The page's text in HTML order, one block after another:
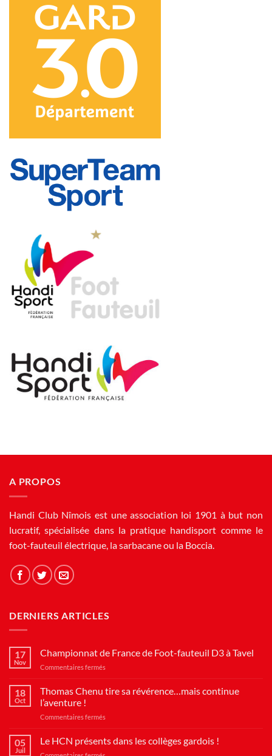
A PROPOS
Handi Club Nîmois est une association loi 1901 à but non
lucratif, spécialisée dans la pratique handisport comme le
foot-fauteuil électrique, la sarbacane ou la Boccia.
DERNIERS ARTICLES
17
Nov
Championnat de France de Foot-fauteuil D3 à Tavel
Commentaires fermés
de
Foot-
D3
18
Oct
Thomas Chenu tire sa révérence…mais continue
l’aventure !
Commentaires fermés
Chenu
05
Juil
Le HCN présents dans les collèges gardois !